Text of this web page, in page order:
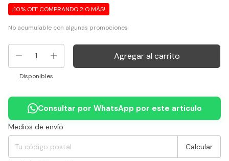
¡10% OFF COMPRANDO 2 O MÁS!
No acumulable con algunas promociones
Disponibles
Consultar por WhatsApp por este articulo
Entregas para el CP:
Medios de envío
Calcular